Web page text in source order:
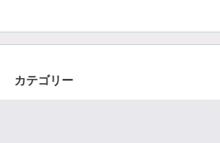
カテゴリー